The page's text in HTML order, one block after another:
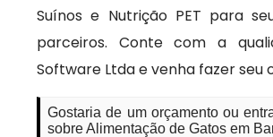
Suínos e Nutrição PET para
parceiros. Conte com a
Software Ltda e venha fazer seu
Gostaria de um orçamento ou
sobre Alimentação de Gatos em